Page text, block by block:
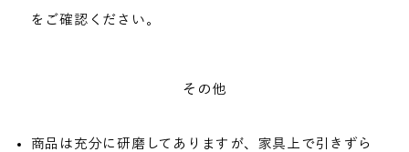
をご確認ください。
その他
商品は充分に研磨してありますが、家具上で引きずら